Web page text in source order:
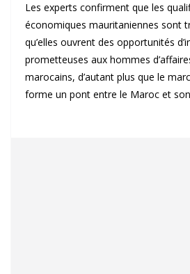
Les experts confirment que les
économiques mauritaniennes sont
qu’elles ouvrent des opportunités
prometteuses aux hommes
marocains, d’autant plus que le
forme un pont entre le Maroc et